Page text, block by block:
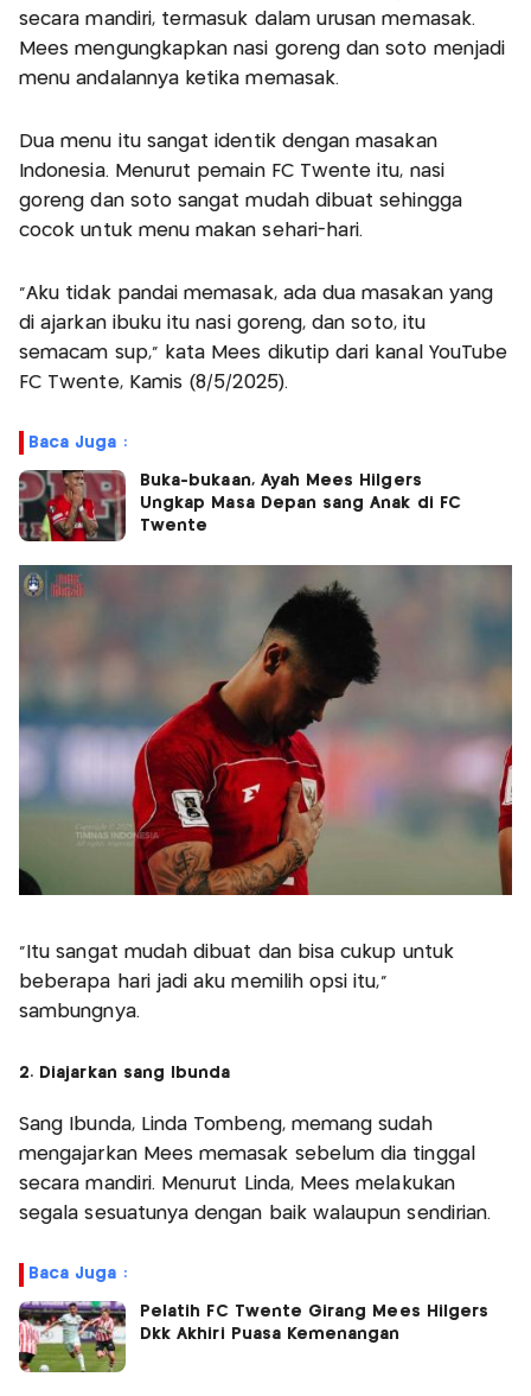
secara mandiri, termasuk dalam urusan memasak.
Mees mengungkapkan nasi goreng dan soto menjadi
menu andalannya ketika memasak.
Dua menu itu sangat identik dengan masakan
Indonesia. Menurut pemain FC Twente itu, nasi
goreng dan soto sangat mudah dibuat sehingga
cocok untuk menu makan sehari-hari.
"Aku tidak pandai memasak, ada dua masakan yang
di ajarkan ibuku itu nasi goreng, dan soto, itu
semacam sup," kata Mees dikutip dari kanal YouTube
FC Twente, Kamis (8/5/2025).
Baca Juga :
Buka-bukaan, Ayah Mees Hilgers
Ungkap Masa Depan sang Anak di FC
Twente
"Itu sangat mudah dibuat dan bisa cukup untuk
beberapa hari jadi aku memilih opsi itu,"
sambungnya.
2. Diajarkan sang Ibunda
Sang Ibunda, Linda Tombeng, memang sudah
mengajarkan Mees memasak sebelum dia tinggal
secara mandiri. Menurut Linda, Mees melakukan
segala sesuatunya dengan baik walaupun sendirian.
Baca Juga :
Pelatih FC Twente Girang Mees Hilgers
Dkk Akhiri Puasa Kemenangan